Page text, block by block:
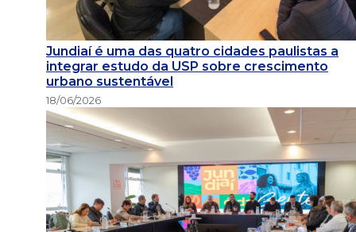
Jundiaí é uma das quatro cidades paulistas a
integrar estudo da USP sobre crescimento
urbano sustentável
18/06/2026